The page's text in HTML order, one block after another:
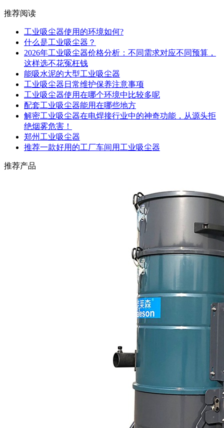
推荐阅读
工业吸尘器使用的环境如何?
什么是工业吸尘器？
2026年工业吸尘器价格分析：不同需求对应不同预算，
这样选不花冤枉钱
能吸水泥的大型工业吸尘器
工业吸尘器日常维护保养注意事项
工业吸尘器使用在哪个环境中比较多呢
配套工业吸尘器能用在哪些地方
解密工业吸尘器在电焊接行业中的神奇功能，从源头拒
绝烟雾危害！
郑州工业吸尘器
推荐一款好用的工厂车间用工业吸尘器
推荐产品